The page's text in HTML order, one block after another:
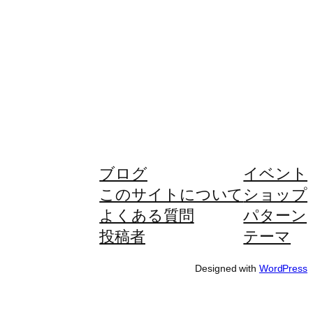
ブログ
このサイトについて
よくある質問
投稿者
イベント
ショップ
パターン
テーマ
Designed with WordPress